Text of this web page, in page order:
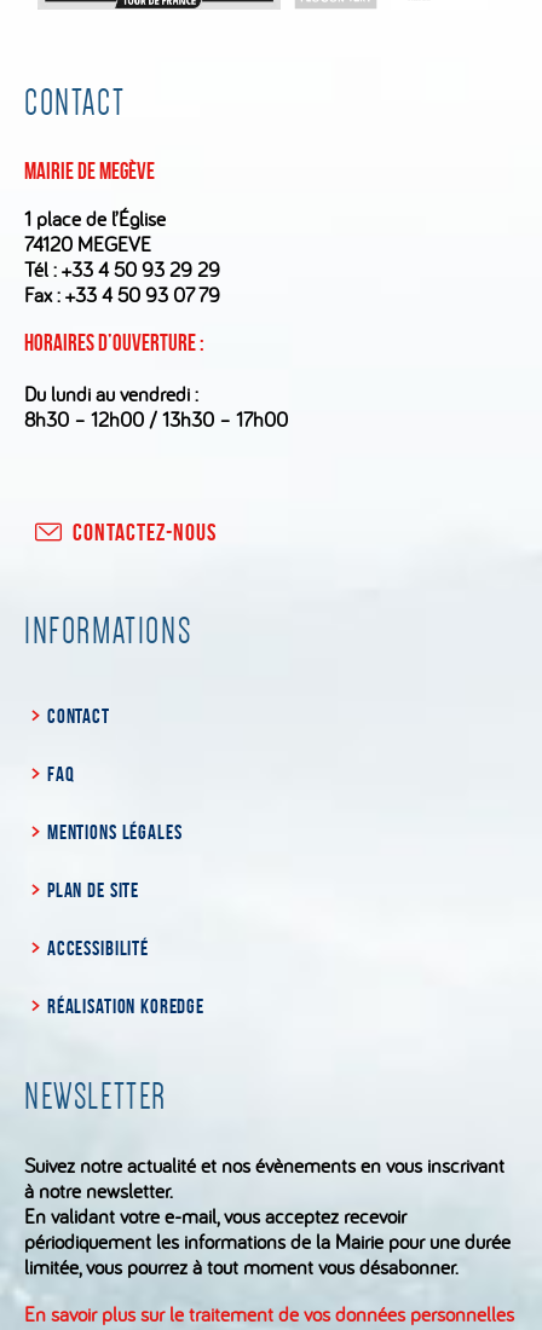
CONTACT
Mairie de Megève
1 place de l’Église
74120 MEGEVE
Tél :+33 4 50 93 29 29
Fax : +33 4 50 93 07 79
Horaires d’ouverture :
Du lundi au vendredi :
8h30 – 12h00 / 13h30 – 17h00
CONTACTEZ-NOUS
INFORMATIONS
CONTACT
FAQ
MENTIONS LÉGALES
PLAN DE SITE
ACCESSIBILITÉ
RÉALISATION KOREDGE
NEWSLETTER
Suivez notre actualité et nos évènements en vous inscrivant
à notre newsletter.
En validant votre e-mail, vous acceptez recevoir
périodiquement les informations de la Mairie pour une durée
limitée, vous pourrez à tout moment vous désabonner.
En savoir plus sur le traitement de vos données personnelles